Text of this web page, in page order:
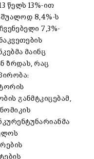
წელს 13%-ით
8,4%-ს
7,3%-
მაინც
ზრდას, რაც
განმტკიცებამ,